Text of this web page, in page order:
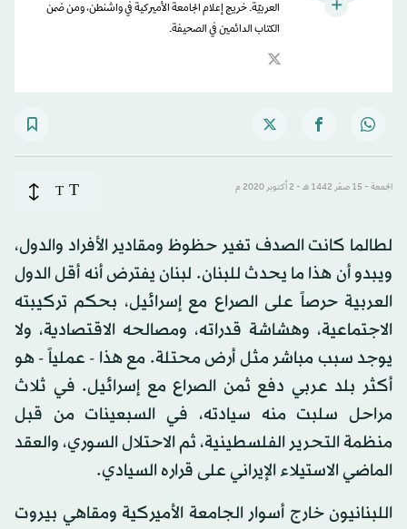
العربيّة. خريج إعلام الجامعة الأميركية في واشنطن، ومن ضمن
الكتاب الدائمين في الصحيفة.
الجمعة - 15 صفَر 1442 هـ - 2 أكتوبر 2020 م T
T
لطالما كانت الصدف تغير حظوظ ومقادير الأفراد والدول،
ويبدو أن هذا ما يحدث للبنان. لبنان يفترض أنه أقل الدول
العربية حرصاً على الصراع مع إسرائيل، بحكم تركيبته
الاجتماعية، وهشاشة قدراته، ومصالحه الاقتصادية، ولا
يوجد سبب مباشر مثل أرض محتلة. مع هذا - عملياً - هو
أكثر بلد عربي دفع ثمن الصراع مع إسرائيل. في ثلاث
مراحل سلبت منه سيادته، في السبعينات من قبل
منظمة التحرير الفلسطينية، ثم الاحتلال السوري، والعقد
الماضي الاستيلاء الإيراني على قراره السيادي.
اللبنانيون خارج أسوار الجامعة الأميركية ومقاهي بيروت